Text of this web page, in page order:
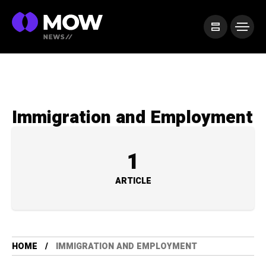
Immigration and Employment
1
ARTICLE
HOME IMMIGRATION AND EMPLOYMENT